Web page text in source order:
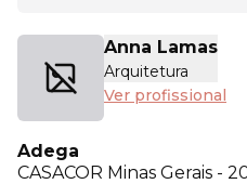
Anna Lamas
Arquitetura
Ver profissional
Adega
CASACOR Minas Gerais -